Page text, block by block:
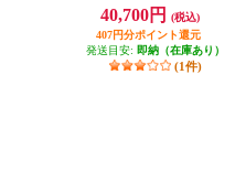
ツ コアベルト ホームジム] SE-BS-
00A-S
40,700円
(税込)
407円分ポイント還元
発送目安: 即納（在庫あり）
(1件)